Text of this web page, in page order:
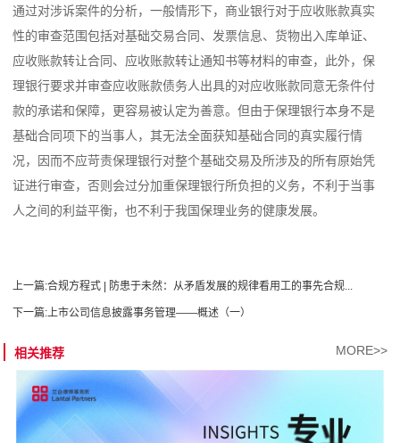
通过对涉诉案件的分析，一般情形下，商业银行对于应收账款真实
性的审查范围包括对基础交易合同、发票信息、货物出入库单证、
应收账款转让合同、应收账款转让通知书等材料的审查，此外，保
理银行要求并审查应收账款债务人出具的对应收账款同意无条件付
款的承诺和保障，更容易被认定为善意。但由于保理银行本身不是
基础合同项下的当事人，其无法全面获知基础合同的真实履行情
况，因而不应苛责保理银行对整个基础交易及所涉及的所有原始凭
证进行审查，否则会过分加重保理银行所负担的义务，不利于当事
人之间的利益平衡，也不利于我国保理业务的健康发展。
上一篇:合规方程式 | 防患于未然：从矛盾发展的规律看用工的事先合规...
下一篇:上市公司信息披露事务管理——概述（一）
相关推荐 MORE>>